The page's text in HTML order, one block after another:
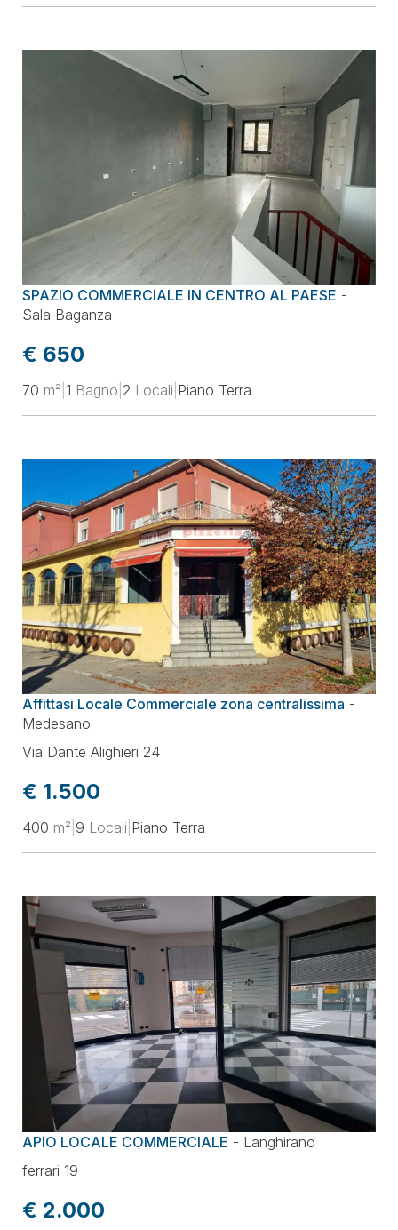
SPAZIO COMMERCIALE IN CENTRO AL PAESE -
Sala Baganza
€ 650
70 m² 1 Bagno 2 Locali Piano Terra
Affittasi Locale Commerciale zona centralissima -
Medesano
Via Dante Alighieri 24
€ 1.500
400 m² 9 Locali Piano Terra
APIO LOCALE COMMERCIALE - Langhirano
ferrari 19
€ 2.000